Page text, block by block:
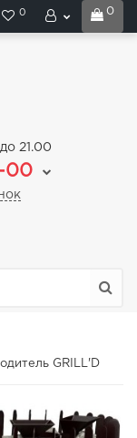
0
0
21.00
00
GRILL'D